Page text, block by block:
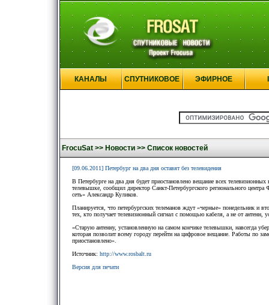
КАНАЛЫ СПУТНИКОВОЕ ЭФИРНОЕ
FrocuSat >> Новости >> Список новостей
[09.06.2011] Петербург на два дня оставят без телевидения
В Петербурге на два дня будет приостановлено вещание всех
телевышке, сообщил директор Санкт-Петербургского регионального
сеть» Александр Куликов.
Планируется, что петербургских телеманов ждут «черные» понедельник и
тех, кто получает телевизионный сигнал с помощью кабеля, а не от
«Старую антенну, установленную на самом кончике телевышки, навсегда
которая позволит всему городу перейти на цифровое вещание. Работы по
приостановлено».
Источник: http://www.rosbalt.ru
Версия для печати